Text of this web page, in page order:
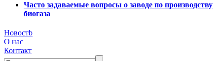
Часто задаваемые вопросы о заводе по производству
биогаза
Новостb
О нас
Контакт